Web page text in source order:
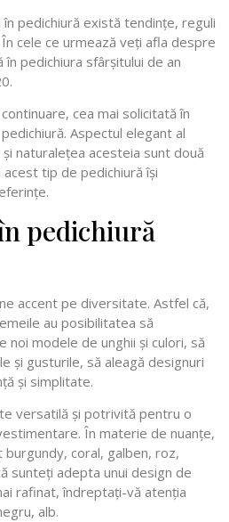
în pedichiură există tendințe, reguli
cele ce urmează veți afla despre
pedichiura sfârșitului de an
cea mai solicitată în
Aspectul elegant al
naturalețea acesteia sunt două
tip de pedichiură își
pedichiură
accent pe diversitate. Astfel că,
au posibilitatea să
noi modele de unghii și culori, să
și gusturile, să aleagă designuri
și simplitate.
versatilă și potrivită pentru o
În materie de nuanțe,
coral, galben, roz,
sunteți adepta unui design de
rafinat, îndreptați-vă atenția
alb.